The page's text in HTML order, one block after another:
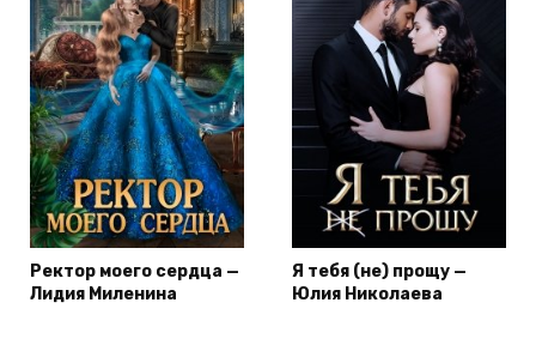
Ректор моего сердца —
Лидия Миленина
Я тебя (не) прощу —
Юлия Николаева